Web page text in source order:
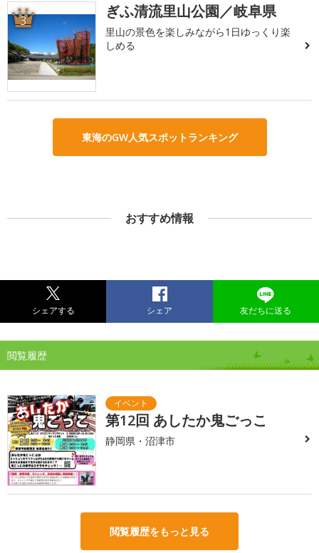
3 ぎふ清流里山公園／岐阜県
里山の景色を楽しみながら1日ゆっくり楽
しめる
東海のGW人気スポットランキング
おすすめ情報
シェアする シェア 友だちに送る
閲覧履歴
第12回 あしたか鬼ごっこ
静岡県・沼津市
閲覧履歴をもっと見る